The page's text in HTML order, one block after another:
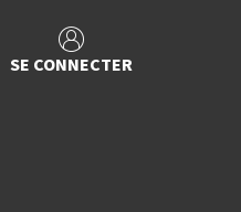
SE CONNECTER